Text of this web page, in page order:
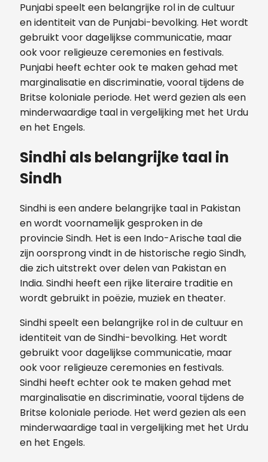
Punjabi speelt een belangrijke rol in de cultuur
en identiteit van de Punjabi-bevolking. Het wordt
gebruikt voor dagelijkse communicatie, maar
ook voor religieuze ceremonies en festivals.
Punjabi heeft echter ook te maken gehad met
marginalisatie en discriminatie, vooral tijdens de
Britse koloniale periode. Het werd gezien als een
minderwaardige taal in vergelijking met het Urdu
en het Engels.
Sindhi als belangrijke taal in
Sindh
Sindhi is een andere belangrijke taal in Pakistan
en wordt voornamelijk gesproken in de
provincie Sindh. Het is een Indo-Arische taal die
zijn oorsprong vindt in de historische regio Sindh,
die zich uitstrekt over delen van Pakistan en
India. Sindhi heeft een rijke literaire traditie en
wordt gebruikt in poëzie, muziek en theater.
Sindhi speelt een belangrijke rol in de cultuur en
identiteit van de Sindhi-bevolking. Het wordt
gebruikt voor dagelijkse communicatie, maar
ook voor religieuze ceremonies en festivals.
Sindhi heeft echter ook te maken gehad met
marginalisatie en discriminatie, vooral tijdens de
Britse koloniale periode. Het werd gezien als een
minderwaardige taal in vergelijking met het Urdu
en het Engels.